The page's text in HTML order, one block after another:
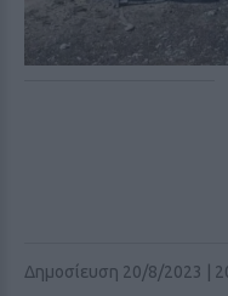
Δημοσίευση 20/8/2023 |